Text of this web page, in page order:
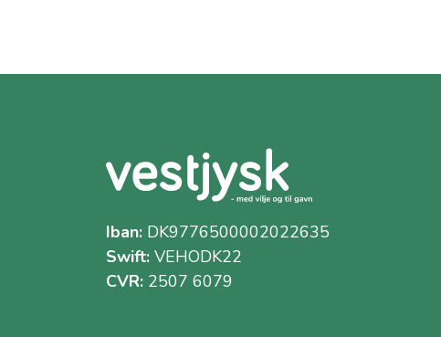
Iban:DK9776500002022635
Swift:VEHODK22
CVR:2507 6079